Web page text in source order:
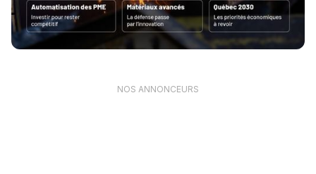
NOS ANNONCEURS